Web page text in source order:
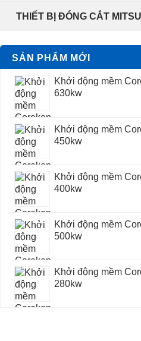
THIẾT BỊ ĐÓNG CẮT
SẢN PHẨM MỚI
Khởi động mềm
630kw
Khởi động mềm
450kw
Khởi động mềm
400kw
Khởi động mềm
500kw
Khởi động mềm
280kw